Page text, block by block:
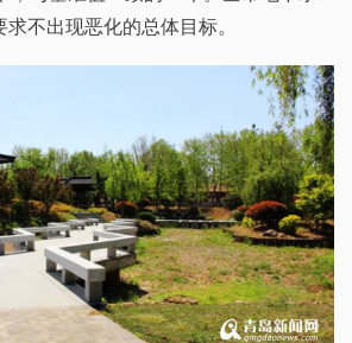
不出现恶化的总体目标。